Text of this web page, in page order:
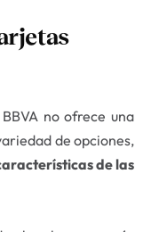
no ofrece una
de opciones,
de las